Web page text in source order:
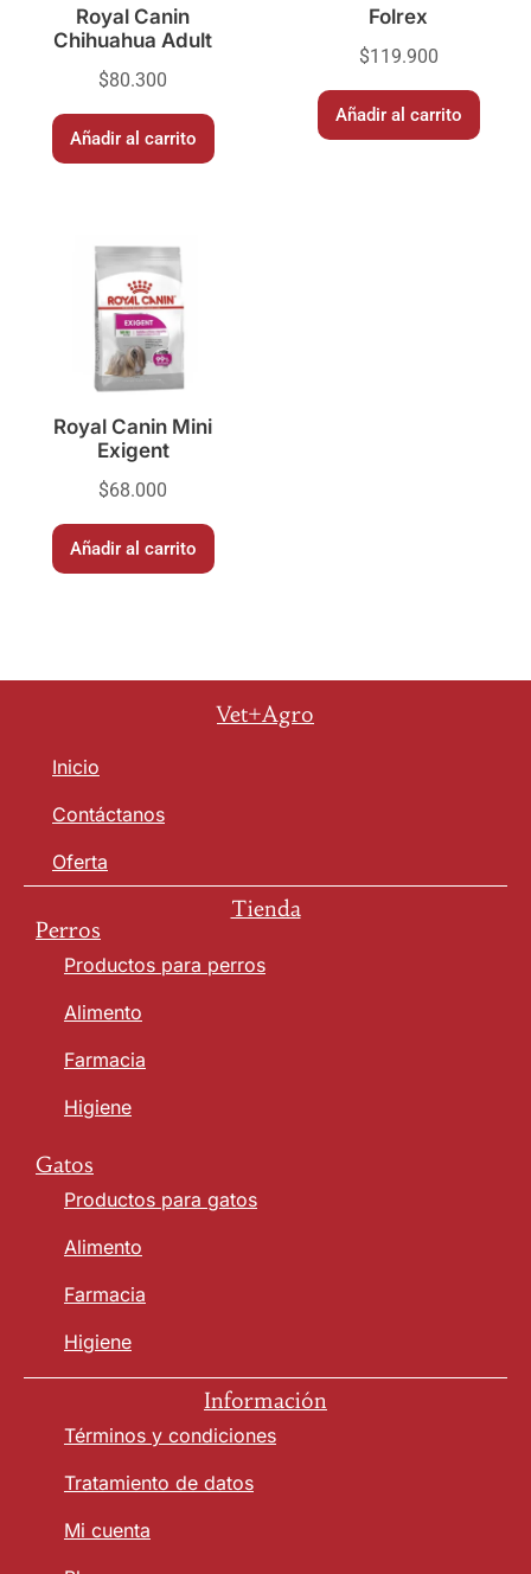
Royal Canin
Chihuahua Adult
$80.300
Añadir al carrito
Folrex
$119.900
Añadir al carrito
Royal Canin Mini
Exigent
$68.000
Añadir al carrito
Vet+Agro
Inicio
Contáctanos
Oferta
Tienda
Perros
Productos para perros
Alimento
Farmacia
Higiene
Gatos
Productos para gatos
Alimento
Farmacia
Higiene
Información
Términos y condiciones
Tratamiento de datos
Mi cuenta